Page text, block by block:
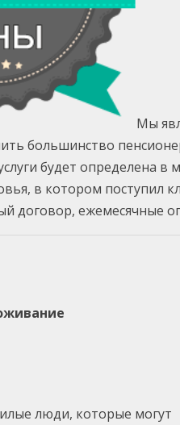
Мы
большинство
будет определена
в котором поступил
договор, ежемесячные
люди, которые могут